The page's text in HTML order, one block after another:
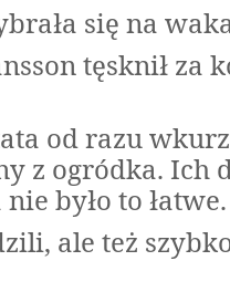
się na
tęsknił za
od razu
z ogródka. Ich
było to łatwe.
ale też